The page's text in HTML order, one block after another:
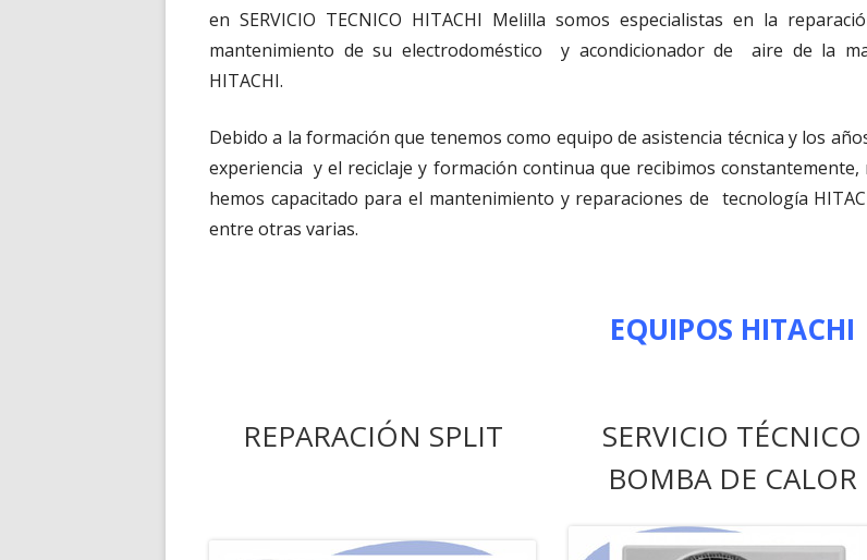
en SERVICIO TECNICO HITACHI Melilla somos especialistas en la
mantenimiento de su electrodoméstico y acondicionador de aire de la
HITACHI.
Debido a la formación que tenemos como equipo de asistencia técnica y los
experiencia y el reciclaje y formación continua que recibimos constantemente,
hemos capacitado para el mantenimiento y reparaciones de tecnología
entre otras varias.
EQUIPOS HITACHI
REPARACIÓN SPLIT
SERVICIO TÉCNICO
BOMBA DE CALOR